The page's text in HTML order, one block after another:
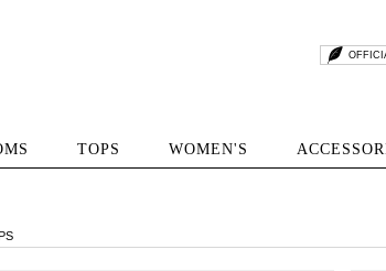
TOPS WOMEN'S